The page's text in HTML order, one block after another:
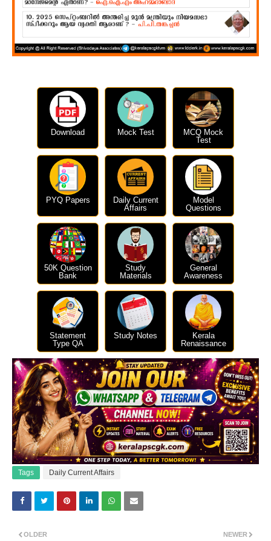
Download Mock Test
MCQ Mock
Test
PYQ Papers
Daily Current
Affairs
Model
Questions
50K Question
Bank
Study
Materials
General
Awareness
Statement
Type QA
Study Notes
Kerala
Renaissance
Tags Daily Current Affairs
NEWER
OLDER